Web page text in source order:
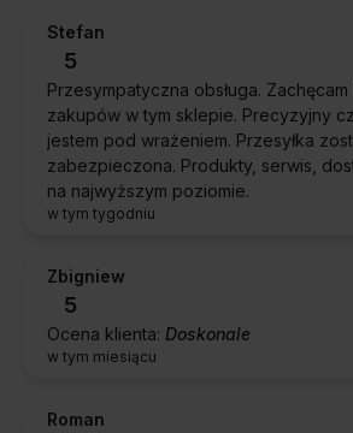
Stefan
5
Przesympatyczna obsługa.
zakupów w tym sklepie. Precyzyjny
jestem pod wrażeniem. Przesyłka
zabezpieczona. Produkty, serwis,
na najwyższym poziomie.
w tym tygodniu
Zbigniew
5
Ocena klienta: Doskonale
w tym miesiącu
Roman